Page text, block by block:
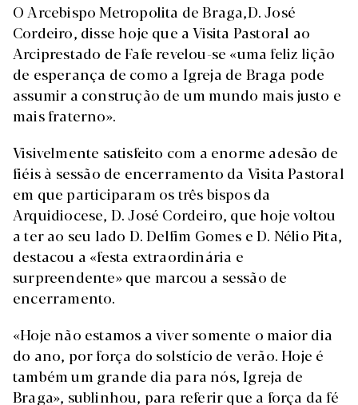
O Arcebispo Metropolita de Braga,D. José
Cordeiro, disse hoje que a Visita Pastoral ao
Arciprestado de Fafe revelou-se «uma feliz lição
de esperança de como a Igreja de Braga pode
assumir a construção de um mundo mais justo e
mais fraterno».
Visivelmente satisfeito com a enorme adesão de
fiéis à sessão de encerramento da Visita Pastoral
em que participaram os três bispos da
Arquidiocese, D. José Cordeiro, que hoje voltou
a ter ao seu lado D. Delfim Gomes e D. Nélio Pita,
destacou a «festa extraordinária e
surpreendente» que marcou a sessão de
encerramento.
«Hoje não estamos a viver somente o maior dia
do ano, por força do solstício de verão. Hoje é
também um grande dia para nós, Igreja de
Braga», sublinhou, para referir que a força da fé